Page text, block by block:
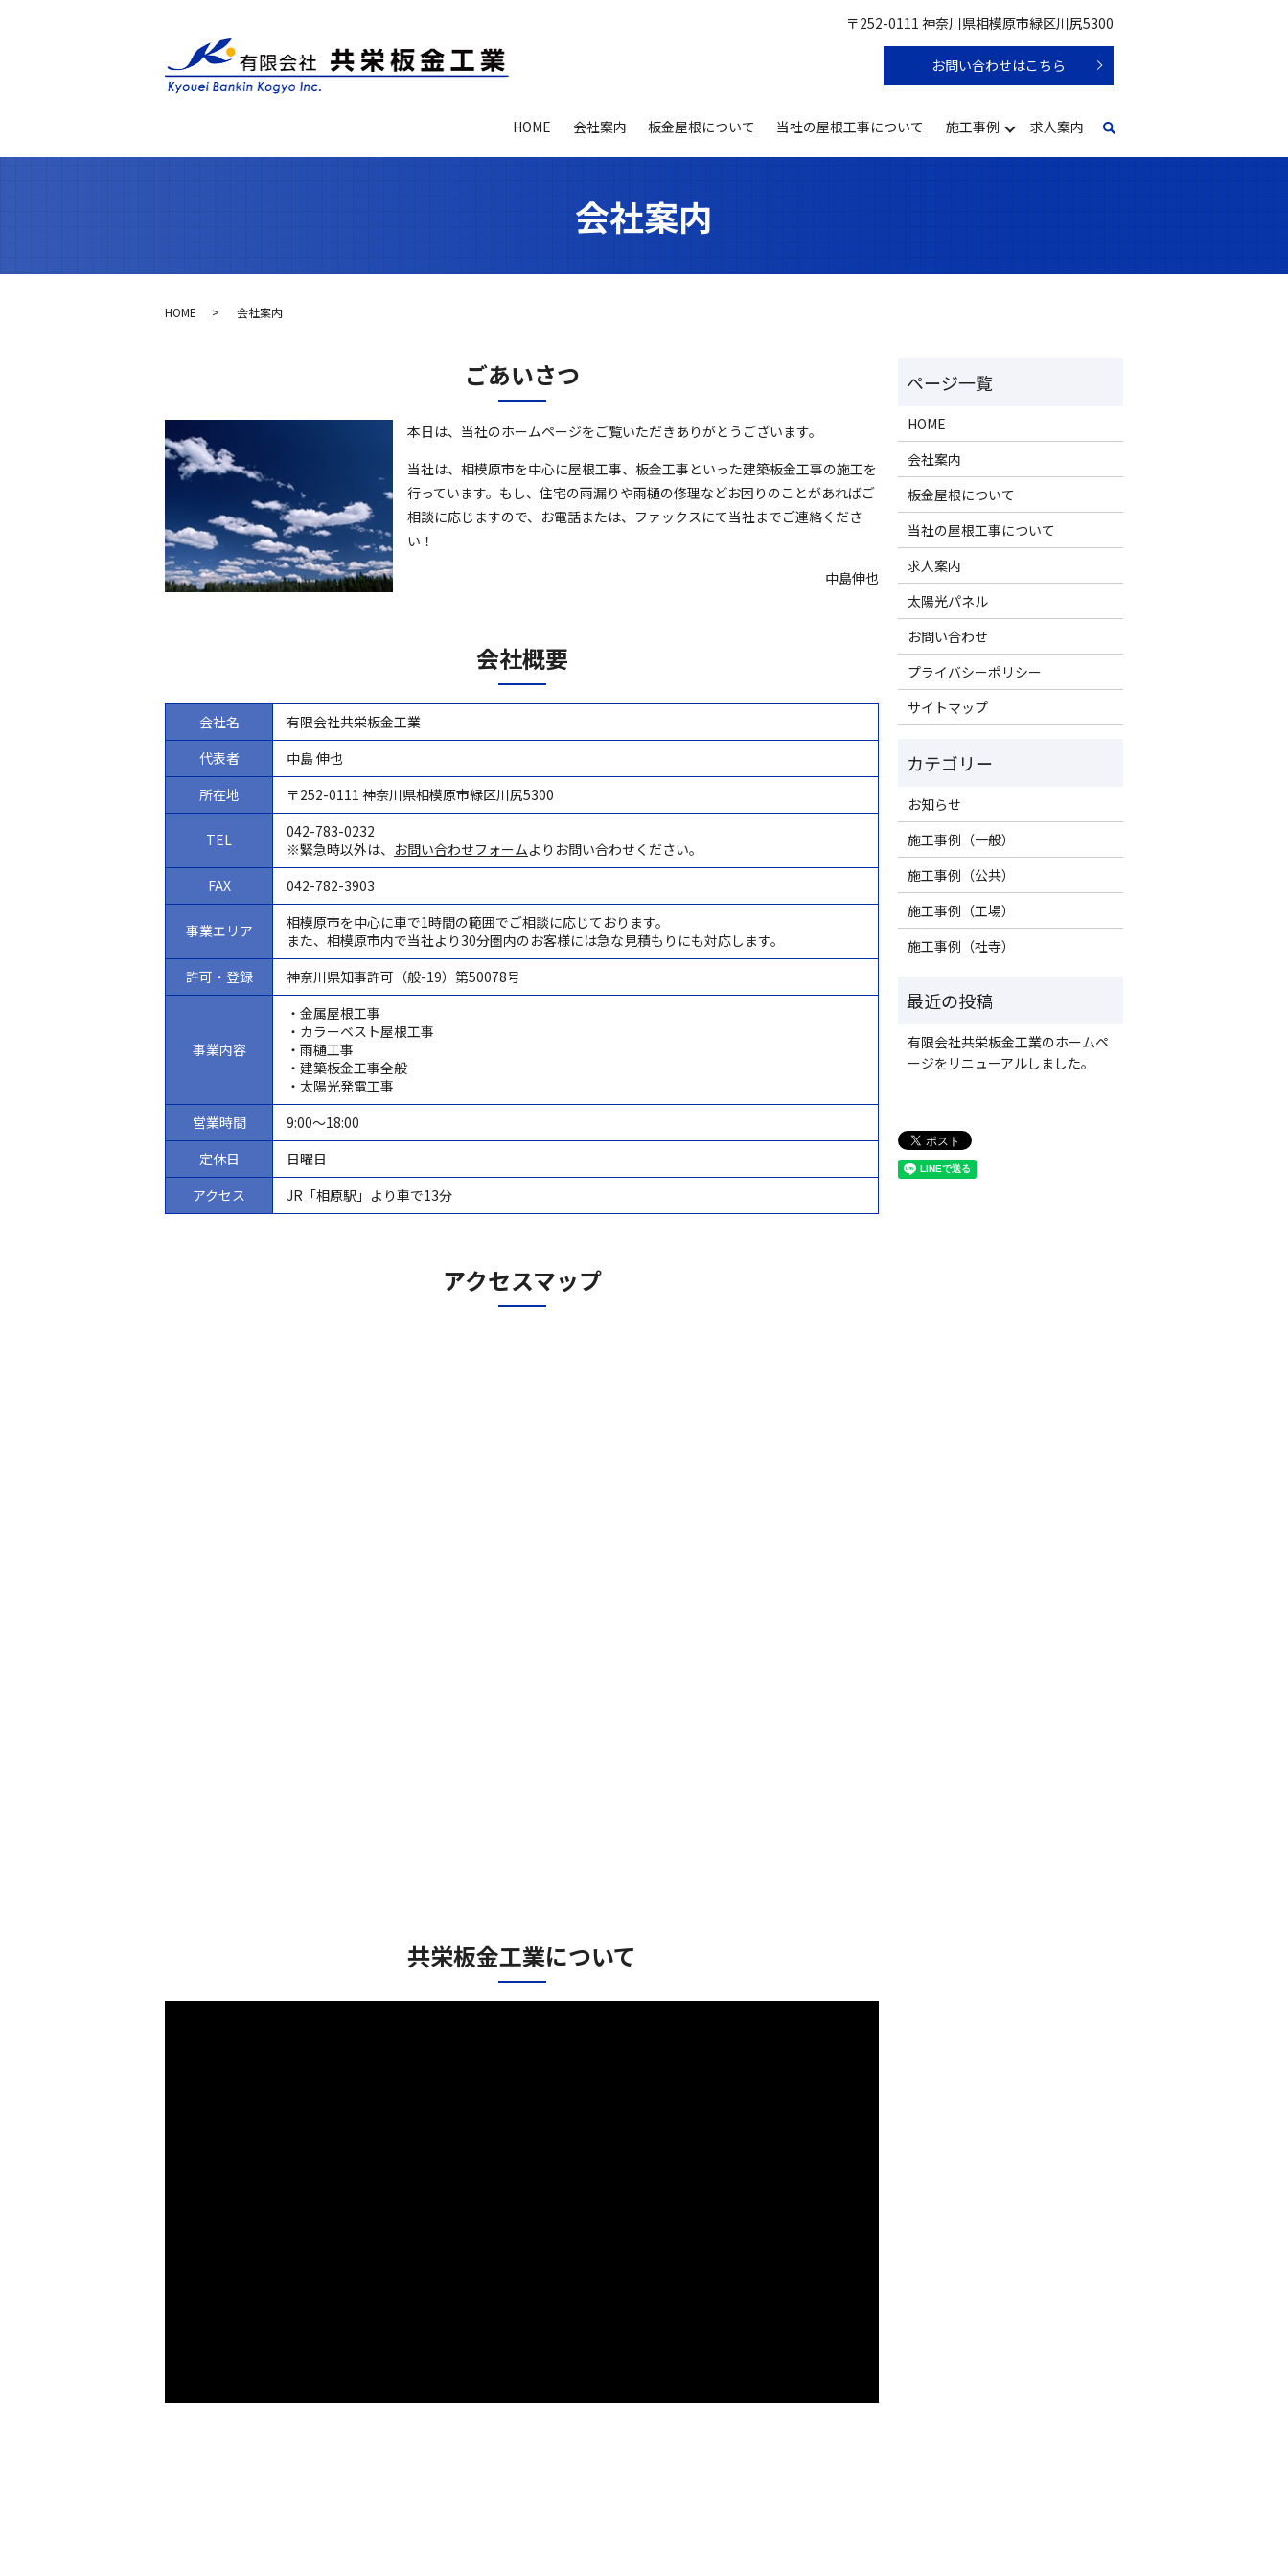
〒252-0111 神奈川県相模原市緑区川尻5300
お問い合わせはこちら
HOME 会社案内 板金屋根について 当社の屋根工事について 施工事例 求人案内
会社案内
HOME 会社案内
ごあいさつ
本日は、当社のホームページをご覧いただきありがとうございます。
当社は、相模原市を中心に屋根工事、板金工事といった建築板金工事の施工を
行っています。もし、住宅の雨漏りや雨樋の修理などお困りのことがあればご
相談に応じますので、お電話または、ファックスにて当社までご連絡くださ
い！
中島伸也
会社概要
会社名
有限会社共栄板金工業
代表者
中島 伸也
所在地
〒252-0111 神奈川県相模原市緑区川尻5300
TEL
042-783-0232
※緊急時以外は、 お問い合わせフォームよりお問い合わせください。
FAX
042-782-3903
事業エリア
相模原市を中心に車で1時間の範囲でご相談に応じております。
また、相模原市内で当社より30分圏内のお客様には急な見積もりにも対応します。
許可・登録
神奈川県知事許可（般-19）第50078号
事業内容
・金属屋根工事
・カラーベスト屋根工事
・雨樋工事
・建築板金工事全般
・太陽光発電工事
営業時間
9:00～18:00
定休日
日曜日
アクセス
JR「相原駅」より車で13分
アクセスマップ
共栄板金工業について
HOME
会社案内
板金屋根について
当社の屋根工事について
求人案内
太陽光パネル
お問い合わせ
プライバシーポリシー
サイトマップ
お知らせ
施工事例（一般）
施工事例（公共）
施工事例（工場）
施工事例（社寺）
有限会社共栄板金工業のホームペ
ージをリニューアルしました。